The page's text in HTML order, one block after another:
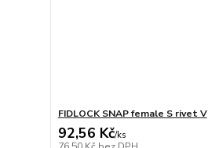
FIDLOCK SNAP female S rivet V
92,56 Kč/ks